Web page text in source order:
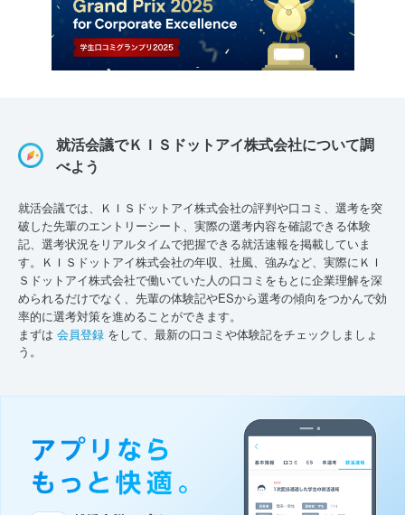
就活会議でＫＩＳドットアイ株式会社について調
べよう
就活会議では、ＫＩＳドットアイ株式会社の評判や口コミ、選考を突
破した先輩のエントリーシート、実際の選考内容を確認できる体験
記、選考状況をリアルタイムで把握できる就活速報を掲載していま
す。ＫＩＳドットアイ株式会社の年収、社風、強みなど、実際にＫＩ
Ｓドットアイ株式会社で働いていた人の口コミをもとに企業理解を深
められるだけでなく、先輩の体験記やESから選考の傾向をつかんで効
率的に選考対策を進めることができます。
まずは 会員登録 をして、最新の口コミや体験記をチェックしましょ
う。